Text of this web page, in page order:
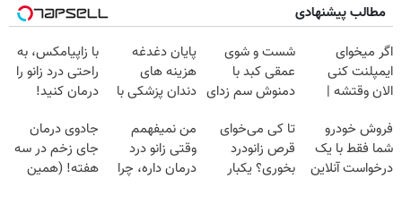
مطالب پیشنهادی
اگر میخوای
ایمپلنت کنی
الان وقتشه |
میلیون تومان!!!
شست و شوی
عمقی کبد با
دمنوش سم زدای
پایان دغدغه
هزینه های
دندان پزشکی با
خانگی
با زاپیامکس، به
راحتی درد زانو را
درمان کنید!
فروش خودرو
شما فقط با یک
درخواست آنلاین
تا کی می‌خوای
قرص زانودرد
بخوری؟ یکبار
من نمیفهمم
وقتی زانو درد
درمان داره، چرا
جادوی درمان
جای زخم در سه
هفته! (همین